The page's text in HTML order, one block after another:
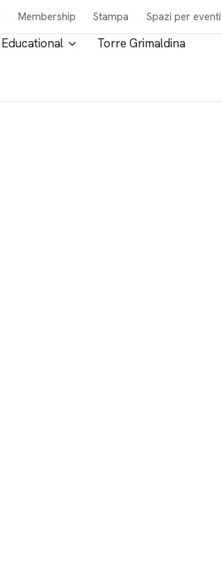
Membership Stampa Spazi per eventi
Educational Torre Grimaldina